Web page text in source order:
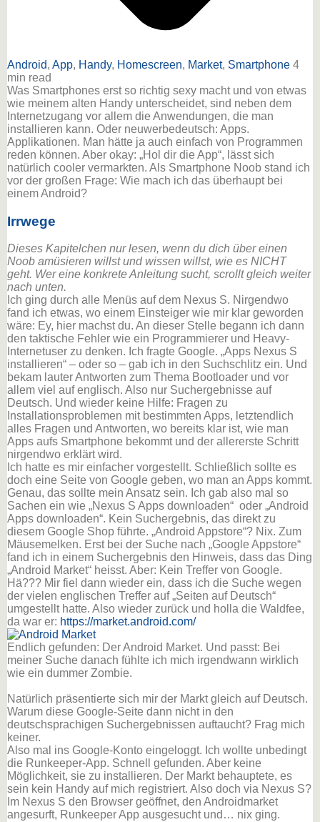
Android, App, Handy, Homescreen, Market, Smartphone 4
min read
Was Smartphones erst so richtig sexy macht und von etwas
wie meinem alten Handy unterscheidet, sind neben dem
Internetzugang vor allem die Anwendungen, die man
installieren kann. Oder neuwerbedeutsch: Apps.
Applikationen. Man hätte ja auch einfach von Programmen
reden können. Aber okay: „Hol dir die App“, lässt sich
natürlich cooler vermarkten. Als Smartphone Noob stand ich
vor der großen Frage: Wie mach ich das überhaupt bei
einem Android?
Irrwege
Dieses Kapitelchen nur lesen, wenn du dich über einen
Noob amüsieren willst und wissen willst, wie es NICHT
geht. Wer eine konkrete Anleitung sucht, scrollt gleich weiter
nach unten.
Ich ging durch alle Menüs auf dem Nexus S. Nirgendwo
fand ich etwas, wo einem Einsteiger wie mir klar geworden
wäre: Ey, hier machst du. An dieser Stelle begann ich dann
den taktische Fehler wie ein Programmierer und Heavy-
Internetuser zu denken. Ich fragte Google. „Apps Nexus S
installieren“ – oder so – gab ich in den Suchschlitz ein. Und
bekam lauter Antworten zum Thema Bootloader und vor
allem viel auf englisch. Also nur Suchergebnisse auf
Deutsch. Und wieder keine Hilfe: Fragen zu
Installationsproblemen mit bestimmten Apps, letztendlich
alles Fragen und Antworten, wo bereits klar ist, wie man
Apps aufs Smartphone bekommt und der allererste Schritt
nirgendwo erklärt wird.
Ich hatte es mir einfacher vorgestellt. Schließlich sollte es
doch eine Seite von Google geben, wo man an Apps kommt.
Genau, das sollte mein Ansatz sein. Ich gab also mal so
Sachen ein wie „Nexus S Apps downloaden“ oder „Android
Apps downloaden“. Kein Suchergebnis, das direkt zu
diesem Google Shop führte. „Android Appstore“? Nix. Zum
Mäusemelken. Erst bei der Suche nach „Google Appstore“
fand ich in einem Suchergebnis den Hinweis, dass das Ding
„Android Market“ heisst. Aber: Kein Treffer von Google.
Hä??? Mir fiel dann wieder ein, dass ich die Suche wegen
der vielen englischen Treffer auf „Seiten auf Deutsch“
umgestellt hatte. Also wieder zurück und holla die Waldfee,
da war er: https://market.android.com/
Endlich gefunden: Der Android Market. Und passt: Bei
meiner Suche danach fühlte ich mich irgendwann wirklich
wie ein dummer Zombie.
Natürlich präsentierte sich mir der Markt gleich auf Deutsch.
Warum diese Google-Seite dann nicht in den
deutschsprachigen Suchergebnissen auftaucht? Frag mich
keiner.
Also mal ins Google-Konto eingeloggt. Ich wollte unbedingt
die Runkeeper-App. Schnell gefunden. Aber keine
Möglichkeit, sie zu installieren. Der Markt behauptete, es
sein kein Handy auf mich registriert. Also doch via Nexus S?
Im Nexus S den Browser geöffnet, den Androidmarket
angesurft, Runkeeper App ausgesucht und… nix ging.